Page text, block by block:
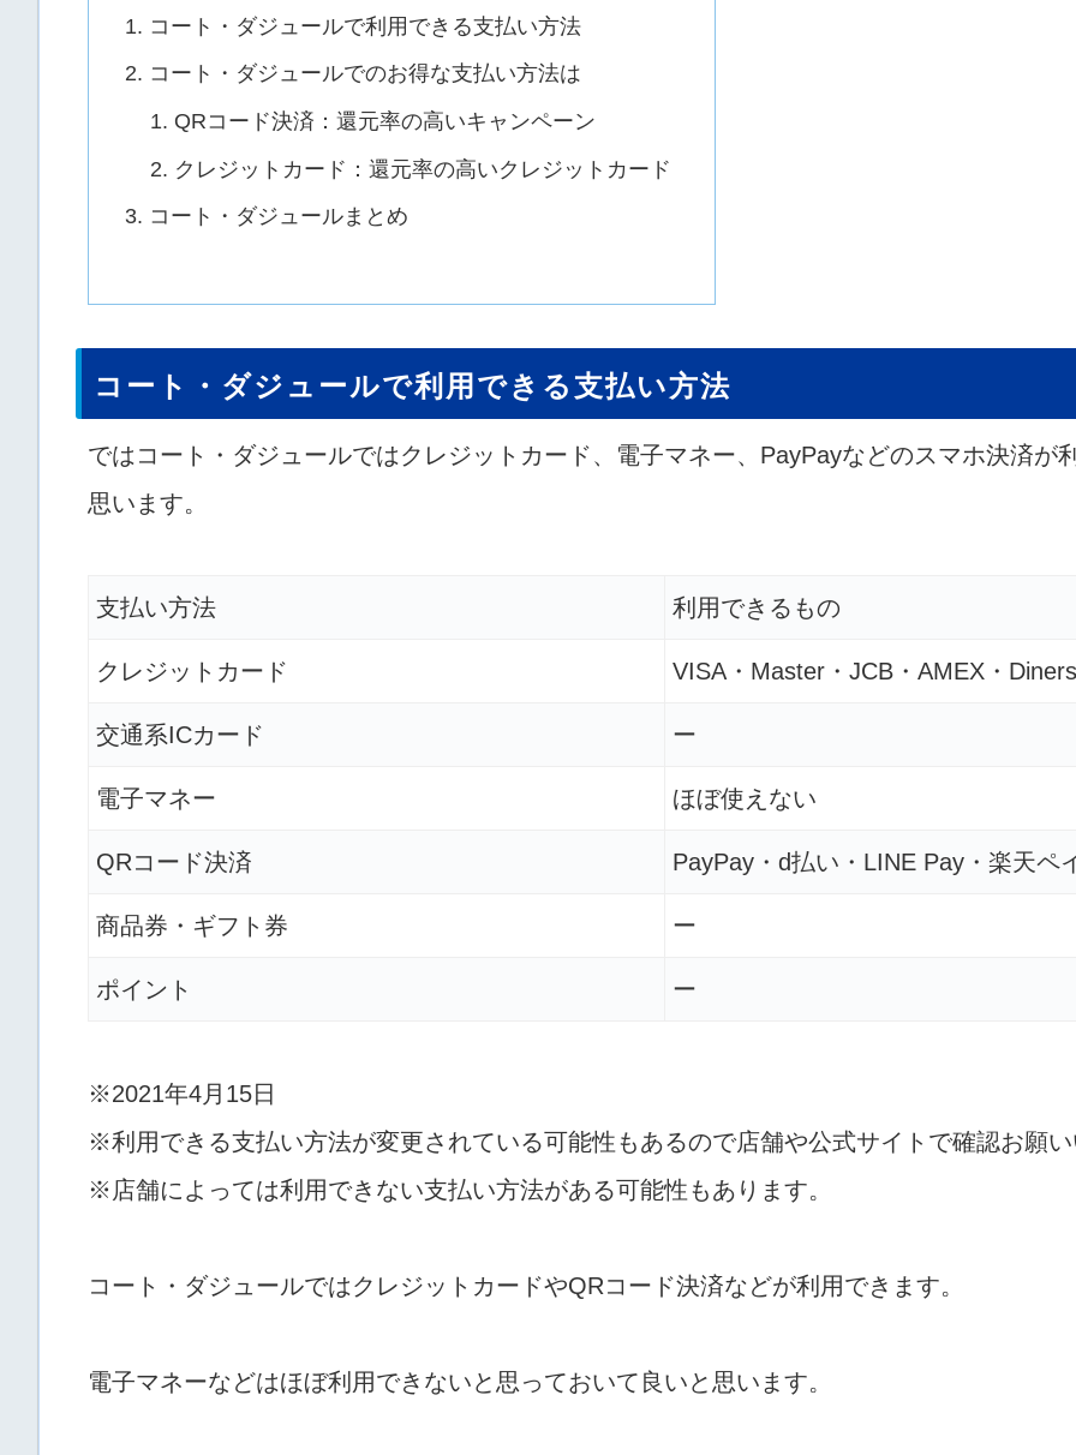
コート・ダジュールで利用できる支払い方法
コート・ダジュールでのお得な支払い方法は
QRコード決済：還元率の高いキャンペーン
クレジットカード：還元率の高いクレジットカード
コート・ダジュールまとめ
コート・ダジュールで利用できる支払い方法
ではコート・ダジュールではクレジットカード、電子マネー、PayPayなどのスマホ決済が
思います。
支払い方法 利用できるもの
クレジットカード VISA・Master・JCB・AMEX・Diners
交通系ICカード ー
電子マネー ほぼ使えない
QRコード決済 PayPay・d払い・LINE Pay・楽天ペ
商品券・ギフト券 ー
ポイント ー
※2021年4月15日
※利用できる支払い方法が変更されている可能性もあるので店舗や公式サイトで確認お願
※店舗によっては利用できない支払い方法がある可能性もあります。
コート・ダジュールではクレジットカードやQRコード決済などが利用できます。
電子マネーなどはほぼ利用できないと思っておいて良いと思います。